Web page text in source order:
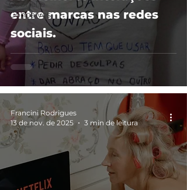
Gabrielle
Gonçalves
entre marcas nas redes
sociais.
Francini Rodrigues
13 de nov. de 2025
3 min de leitura